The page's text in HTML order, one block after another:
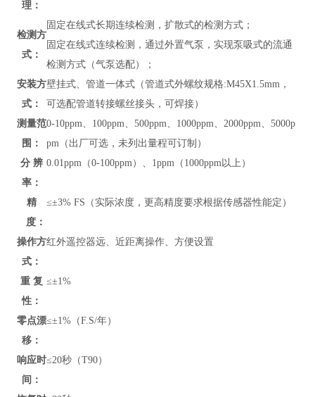
理：
检测方
式：
固定在线式长期连续检测，扩散式的检测方式；
固定在线式连续检测，通过外置气泵，实现泵吸式的流通
检测方式（气泵选配）；
安装方
式：
壁挂式、管道一体式（管道式外螺纹规格:M45X1.5mm，
可选配管道转接螺丝接头，可焊接）
测量范
围：
0-10ppm、100ppm、500ppm、1000ppm、2000ppm、5000p
pm（出厂可选，未列出量程可订制）
分 辨
率：
0.01ppm（0-100ppm）、1ppm（1000ppm以上）
精
度：
≤±3% FS（实际浓度，更高精度要求根据传感器性能定）
操作方
式：
红外遥控器远、近距离操作、方便设置
重 复
性：
≤±1%
零点漂
移：
≤±1%（F.S/年）
响应时
间：
≤20秒（T90）